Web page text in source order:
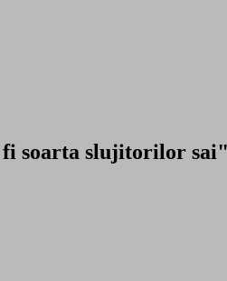
soarta slujitorilor